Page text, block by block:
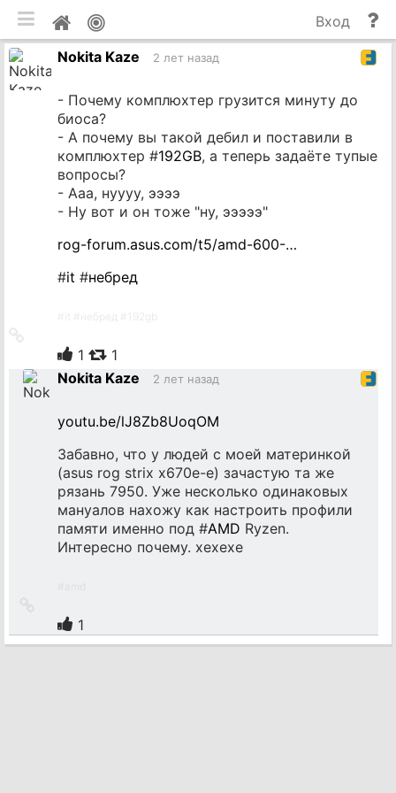
Мой
профиль
и
Вход
Nokita Kaze
2 лет назад
- Почему комплюхтер грузится минуту до
биоса?
- А почему вы такой дебил и поставили в
комплюхтер #192GB, а теперь задаёте тупые
вопросы?
- Ааа, нуууу, ээээ
- Ну вот и он тоже "ну, эээээ"
rog-forum.asus.com/t5/amd-600-…
#it #небред
источник
1
1
Nokita Kaze
2 лет назад
youtu.be/lJ8Zb8UoqOM
Забавно, что у людей с моей материнкой
(asus rog strix x670e-e) зачастую та же
рязань 7950. Уже несколько одинаковых
мануалов нахожу как настроить профили
памяти именно под #AMD Ryzen.
Интересно почему. хехехе
источник
1
мобильная версия